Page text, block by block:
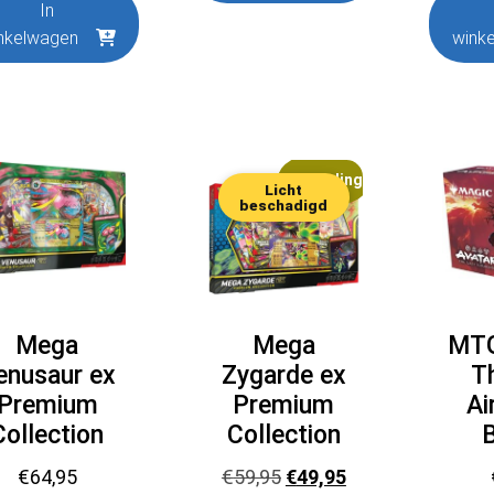
In
Mega
ex
€64,95
Aanbieding!
Licht
beschadigd
Mega
Zygarde ex
Premium
Collection
€59,95 Oorspronkelijke
€49,95Huidige